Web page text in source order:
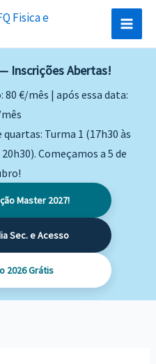
Inscrições Abertas!
€/mês | após essa data:
quartas: Turma 1 (17h30 às
Começamos a 5 de
Master 2027!
Sec. e Acesso
2026 Grátis